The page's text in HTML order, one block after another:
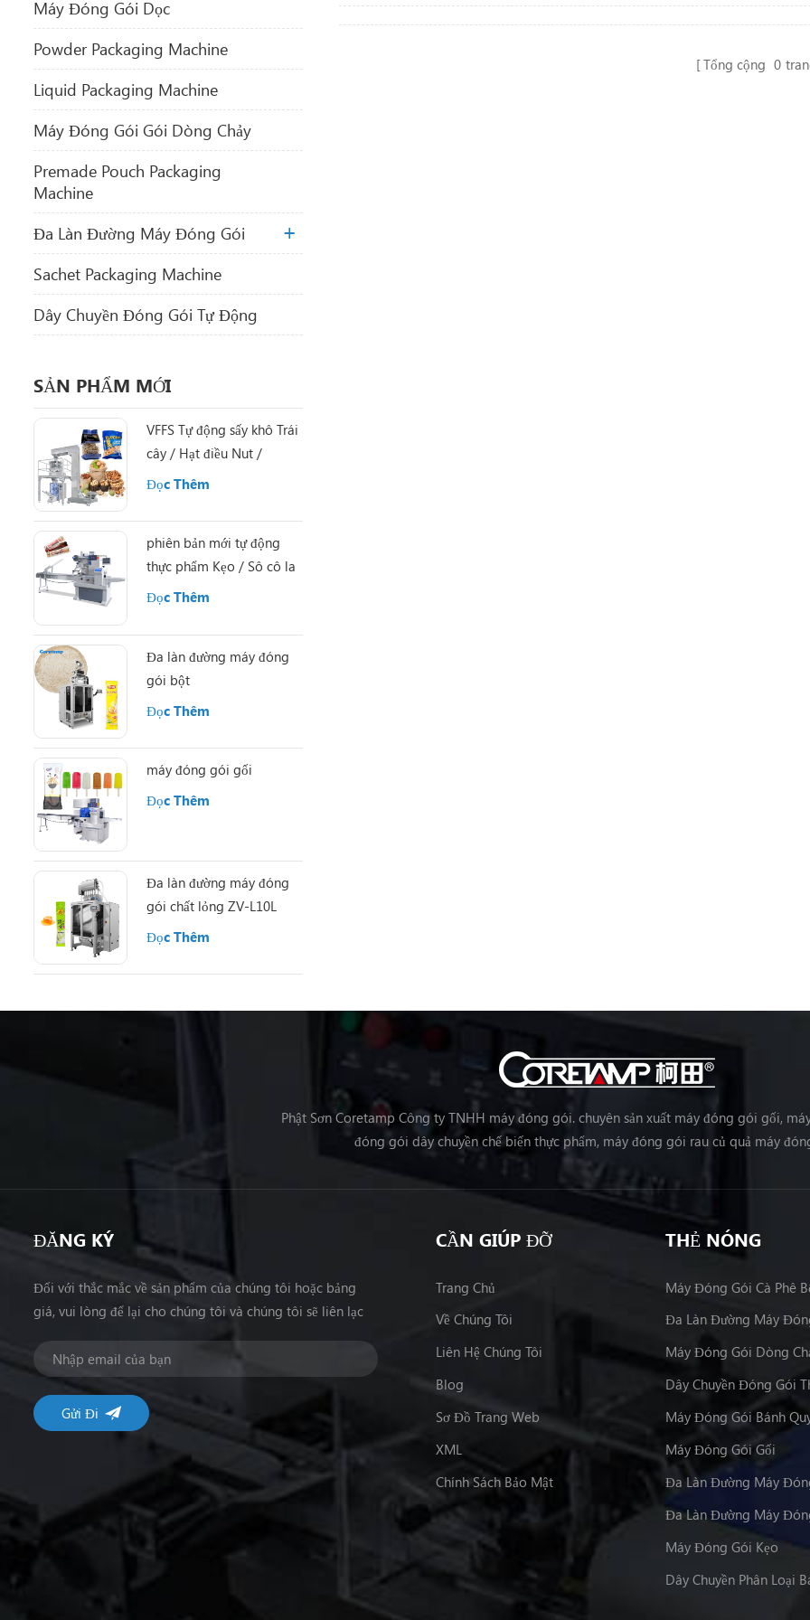
Tổng cộng 0
Máy Đóng Gói Dọc
Powder Packaging Machine
Liquid Packaging Machine
Máy Đóng Gói Gói Dòng Chảy
Premade Pouch Packaging
Machine
Đa Làn Đường Máy Đóng Gói
Sachet Packaging Machine
Dây Chuyền Đóng Gói Tự Động
SẢN PHẨM MỚI
VFFS Tự động sấy khô Trái
cây / Hạt điều Nut /
Almond Máy đóng gói
Đọc Thêm
phiên bản mới tự động
thực phẩm Kẹo / Sô cô la
/ năng lượng / granola /
thanh
Đọc Thêm
Đa làn đường máy đóng
gói bột
Đọc Thêm
máy đóng gói gối
Đọc Thêm
Đa làn đường máy đóng
gói chất lỏng ZV-L10L
Đọc Thêm
Phật Sơn Coretamp Công ty TNHH máy đóng gói. chuyên sản xuất máy đóng gói gối,
đóng gói dây chuyền chế biến thực phẩm, máy đóng gói rau củ quả máy
ĐĂNG KÝ
Đối với thắc mắc về sản phẩm của chúng tôi hoặc bảng
giá, vui lòng để lại cho chúng tôi và chúng tôi sẽ liên lạc
CẦN GIÚP ĐỠ
Trang Chủ
Về Chúng Tôi
Liên Hệ Chúng Tôi
Blog
Sơ Đồ Trang Web
XML
Chính Sách Bảo Mật
THẺ NÓNG
Máy Đóng Gói Cà Phê
Đa Làn Đường Máy
Máy Đóng Gói Dòng
Dây Chuyền Đóng Gói
Máy Đóng Gói Bánh
Máy Đóng Gói Gối
Đa Làn Đường Máy
Đa Làn Đường Máy
Máy Đóng Gói Kẹo
Dây Chuyền Phân Loại